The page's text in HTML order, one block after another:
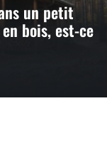
un petit
bois, est-ce